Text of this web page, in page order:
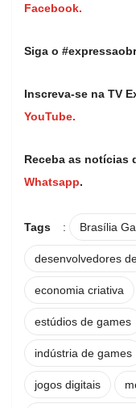
Facebook.
Siga o
Inscreva-se na TV
YouTube.
Receba as notícias
Whatsapp.
Tags : Brasília
desenvolvedores
economia criativa
estúdios de games
indústria de games
jogos digitais